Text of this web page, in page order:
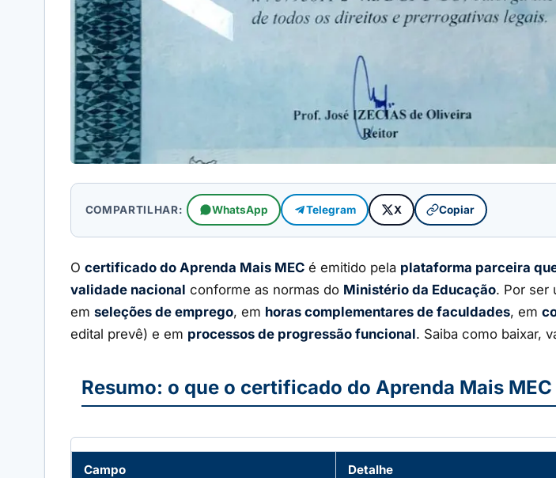
COMPARTILHAR: WhatsApp Telegram X Copiar
O certificado do Aprenda Mais MEC é emitido pela plataforma parceira
validade nacional conforme as normas do Ministério da Educação. Por ser
em seleções de emprego, em horas complementares de faculdades, em
edital prevê) e em processos de progressão funcional. Saiba como baixar,
Resumo: o que o certificado do Aprenda Mais
Campo Detalhe